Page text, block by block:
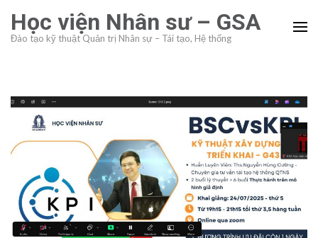
content
Học viện Nhân sư – GSA
Đào tạo kỹ thuật Quản trị Nhân sự – Tái tạo, Hệ thống